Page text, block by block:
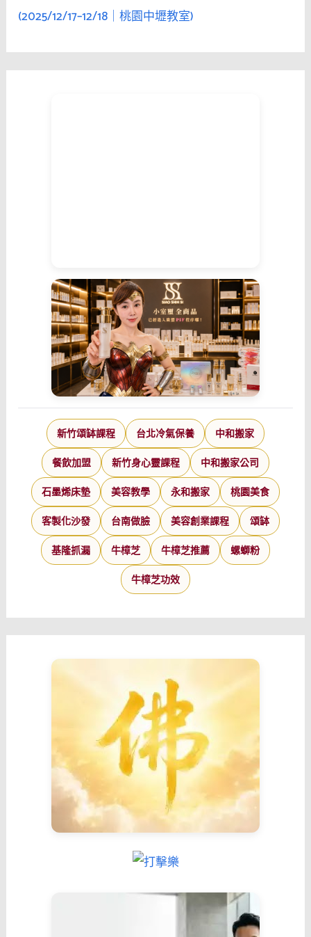
(2025/12/17–12/18｜桃園中壢教室)
新竹頌缽課程 台北冷氣保養 中和搬家
餐飲加盟 新竹身心靈課程 中和搬家公司
石墨烯床墊 美容教學 永和搬家 桃園美食
客製化沙發 台南做臉 美容創業課程 頌缽
基隆抓漏 牛樟芝 牛樟芝推薦 螺螄粉
牛樟芝功效